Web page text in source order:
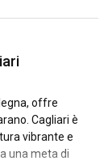
offre
Cagliari è
vibrante e
una meta di